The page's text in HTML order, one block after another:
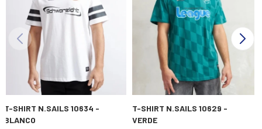
T-SHIRT N.SAILS 10634 -
BLANCO
T-SHIRT N.SAILS 10629 -
VERDE